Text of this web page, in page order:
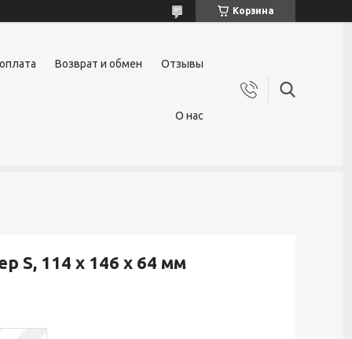
Корзина
Возврат и обмен Отзывы
О нас
S, 114 х 146 х 64 мм